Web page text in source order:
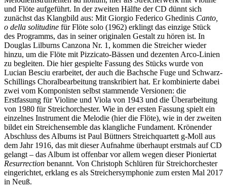
und Flöte aufgeführt. In der zweiten Hälfte der CD dünnt sich
zunächst das Klangbild aus: Mit Giorgio Federico Ghedinis Canto,
o della solitudine für Flöte solo (1962) erklingt das einzige Stück
des Programms, das in seiner originalen Gestalt zu hören ist. In
Douglas Lilburns Canzona Nr. 1, kommen die Streicher wieder
hinzu, um die Flöte mit Pizzicato-Bässen und dezenten Arco-Linien
zu begleiten. Die hier gespielte Fassung des Stücks wurde von
Lucian Besciu erarbeitet, der auch die Bachsche Fuge und Schwarz-
Schillings Choralbearbeitung transkribiert hat. Er kombinierte dabei
zwei vom Komponisten selbst stammende Versionen: die
Erstfassung für Violine und Viola von 1943 und die Überarbeitung
von 1980 für Streichorchester. Wie in der ersten Fassung spielt ein
einzelnes Instrument die Melodie (hier die Flöte), wie in der zweiten
bildet ein Streichensemble das klangliche Fundament. Krönender
Abschluss des Albums ist Paul Büttners Streichquartett g-Moll aus
dem Jahr 1916, das mit dieser Aufnahme überhaupt erstmals auf CD
gelangt – das Album ist offenbar vor allem wegen dieser Pioniertat
Resurrection benannt. Von Christoph Schlüren für Streichorchester
eingerichtet, erklang es als Streichersymphonie zum ersten Mal 2017
in Neuß.